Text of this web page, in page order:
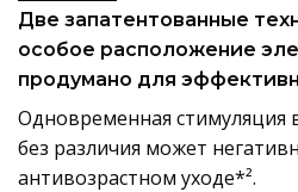
Две запатентованные
особое расположение
продумано для
Одновременная
без различия может
антивозрастном уходе*².